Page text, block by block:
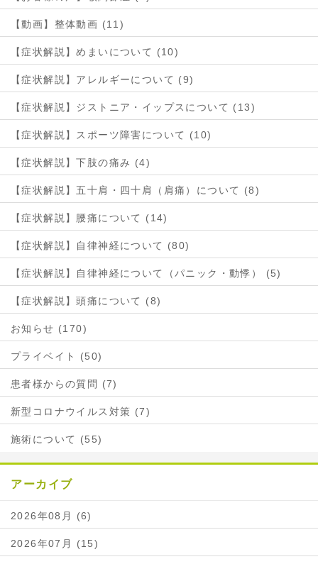
【動画】整体動画 (11)
【症状解説】めまいについて (10)
【症状解説】アレルギーについて (9)
【症状解説】ジストニア・イップスについて (13)
【症状解説】スポーツ障害について (10)
【症状解説】下肢の痛み (4)
【症状解説】五十肩・四十肩（肩痛）について (8)
【症状解説】腰痛について (14)
【症状解説】自律神経について (80)
【症状解説】自律神経について（パニック・動悸） (5)
【症状解説】頭痛について (8)
お知らせ (170)
プライベイト (50)
患者様からの質問 (7)
新型コロナウイルス対策 (7)
施術について (55)
アーカイブ
2026年08月 (6)
2026年07月 (15)